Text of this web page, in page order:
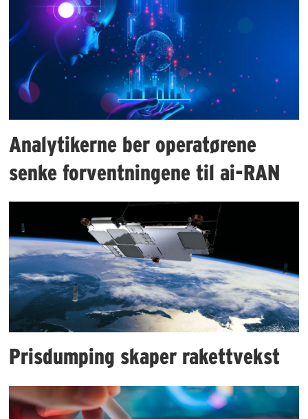
Analytikerne ber operatørene
senke forventningene til ai-RAN
Prisdumping skaper rakettvekst